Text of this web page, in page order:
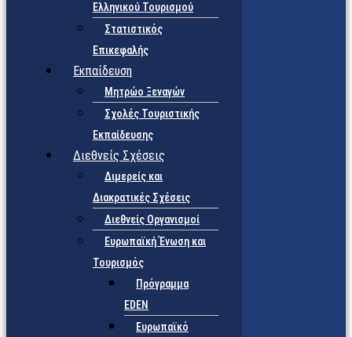
Ελληνικού Τουρισμού
Στατιστικός
Επικεφαλής
Εκπαίδευση
Μητρώο Ξεναγών
Σχολές Τουριστικής
Εκπαίδευσης
Διεθνείς Σχέσεις
Διμερείς και
Διακρατικές Σχέσεις
Διεθνείς Οργανισμοί
Ευρωπαϊκή Ένωση και
Τουρισμός
Πρόγραμμα
EDEN
Ευρωπαϊκό